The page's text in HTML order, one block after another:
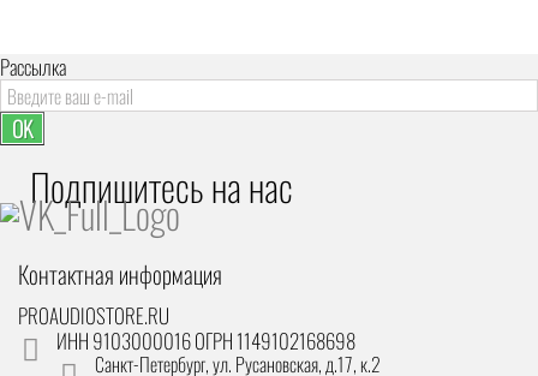
Рассылка
OK
Подпишитесь на наc
Контактная информация
PROAUDIOSTORE.RU
ИНН 9103000016 ОГРН 1149102168698
Санкт-Петербург,ул. Русановская, д.17, к.2